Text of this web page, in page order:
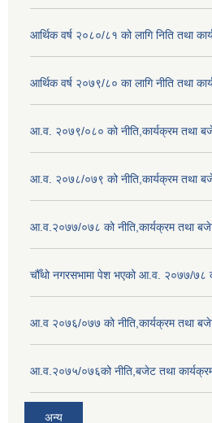
आर्थिक वर्ष २०८०/८१ को लागि निति तथा
आर्थिक वर्ष २०७९/८० का लागि नीति तथा
आ.व. २०७९/०८० को नीति,कार्यक्रम तथा
आ.व. २०७८/०७९ को नीति,कार्यक्रम तथा
आ.व.२०७७/०७८ को नीति,कार्यक्रम तथा
चौँथो नगरसभामा पेश भएको आ.व. २०७७/७८
आ.व २०७६/०७७ को नीति,कार्यक्रम तथा
आ.व.२०७५/०७६को नीति,बजेट तथा
अन्य